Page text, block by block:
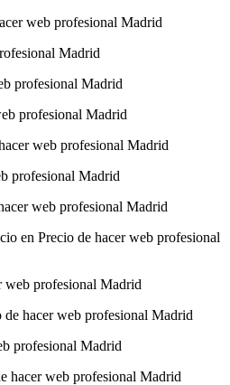
web profesional Madrid
Madrid
profesional Madrid
profesional Madrid
web profesional Madrid
profesional Madrid
web profesional Madrid
en Precio de hacer web profesional
web profesional Madrid
hacer web profesional Madrid
profesional Madrid
hacer web profesional Madrid